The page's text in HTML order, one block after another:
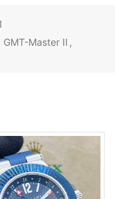
GMT-Master II ,